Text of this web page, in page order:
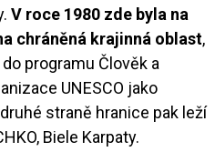
V roce 1980 zde byla na
chráněná krajinná oblast,
programu Člověk a
UNESCO jako
straně hranice pak leží
Biele Karpaty.